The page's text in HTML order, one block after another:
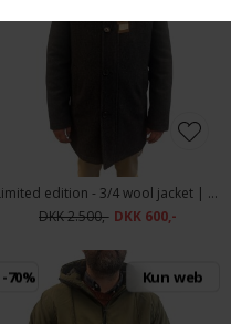
Limited edition - 3/4 wool jacket | Uldjakke Koks
DKK 2.500,- DKK 600,-
-70% Kun web